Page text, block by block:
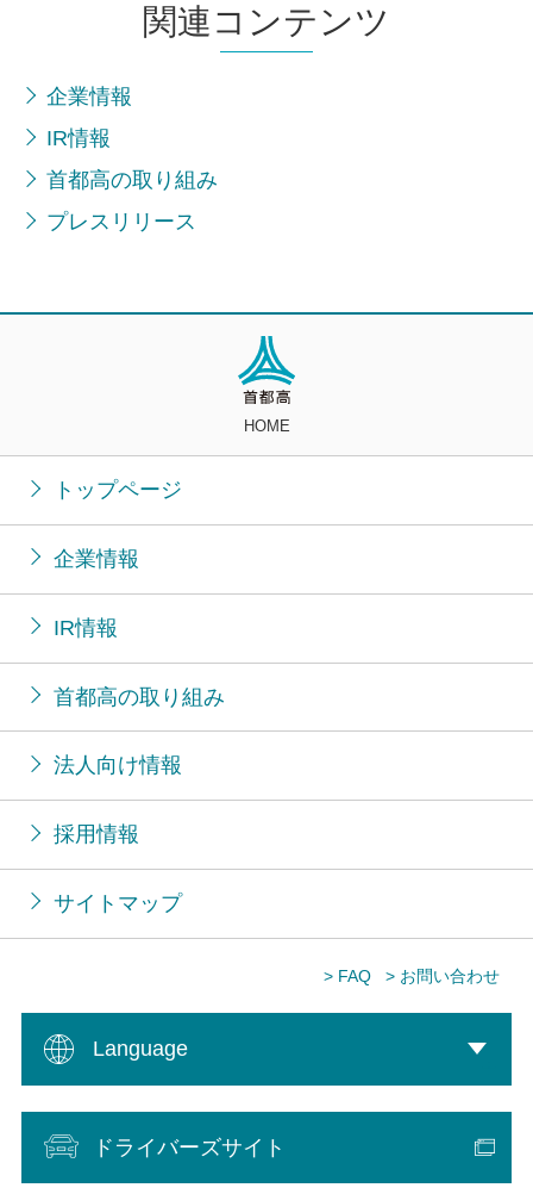
関連コンテンツ
企業情報
IR情報
首都高の取り組み
プレスリリース
HOME
トップページ
企業情報
IR情報
首都高の取り組み
法人向け情報
採用情報
サイトマップ
> FAQ > お問い合わせ
Language
ドライバーズサイト